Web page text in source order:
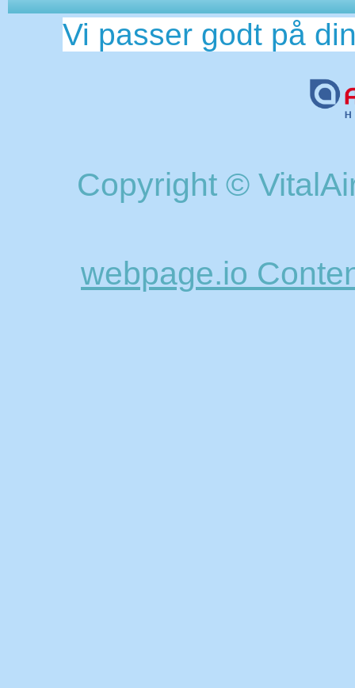
Vi passer godt på
Copyright ©
webpage.io